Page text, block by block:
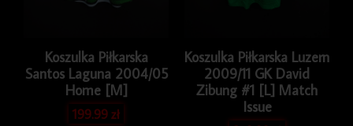
Koszulka Piłkarska
Santos Laguna 2004/05
Home [M]
199.99zł
Koszulka Piłkarska Luzern
2009/11 GK David
Zibung #1 [L] Match
Issue